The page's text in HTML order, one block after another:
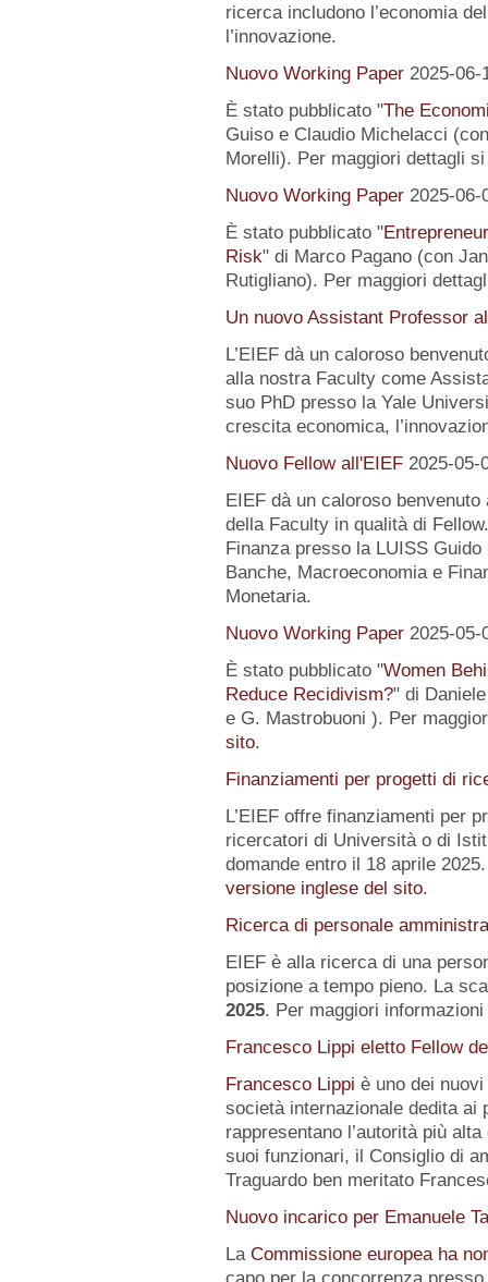
ricerca includono l’economia
l’innovazione.
Nuovo Working Paper 2025-06-
È stato pubblicato "The
Guiso e Claudio Michelacci
Morelli). Per maggiori dettagli
Nuovo Working Paper 2025-06-
È stato pubblicato "
Risk" di Marco Pagano (con
Rutigliano). Per maggiori
Un nuovo Assistant Professor
L’EIEF dà un caloroso
alla nostra Faculty come
suo PhD presso la Yale
crescita economica,
Nuovo Fellow all'EIEF 2025-05-
EIEF dà un caloroso
della Faculty in qualità di
Finanza presso la LUISS
Banche, Macroeconomia e
Monetaria.
Nuovo Working Paper 2025-05-
È stato pubblicato "Women
Reduce Recidivism?" di
e G. Mastrobuoni ). Per
sito.
Finanziamenti per progetti di
L’EIEF offre finanziamenti per
ricercatori di Università o di
domande entro il 18 aprile
versione inglese del sito.
Ricerca di personale
EIEF è alla ricerca di una
posizione a tempo pieno. La
2025. Per maggiori informazioni
Francesco Lippi eletto Fellow
Francesco Lippi è uno dei nuovi
società internazionale dedita ai
rappresentano l’autorità più
suoi funzionari, il Consiglio di
Traguardo ben meritato
Nuovo incarico per Emanuele
La Commissione europea ha